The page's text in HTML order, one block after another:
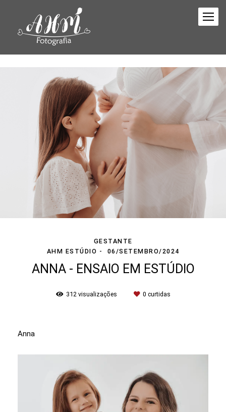
GESTANTE
AHM ESTÚDIO
06/SETEMBRO/2024
ANNA - ENSAIO EM ESTÚDIO
312 visualizações 0 curtidas
Anna